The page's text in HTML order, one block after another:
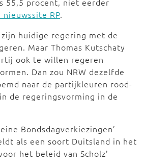
RP.
huidige regering met de
Maar Thomas Kutschaty
ook te willen regeren
Dan zou NRW dezelfde
naar de partijkleuren rood-
de regeringsvorming in de
Bondsdagverkiezingen’
als een soort Duitsland in het
het beleid van Scholz’